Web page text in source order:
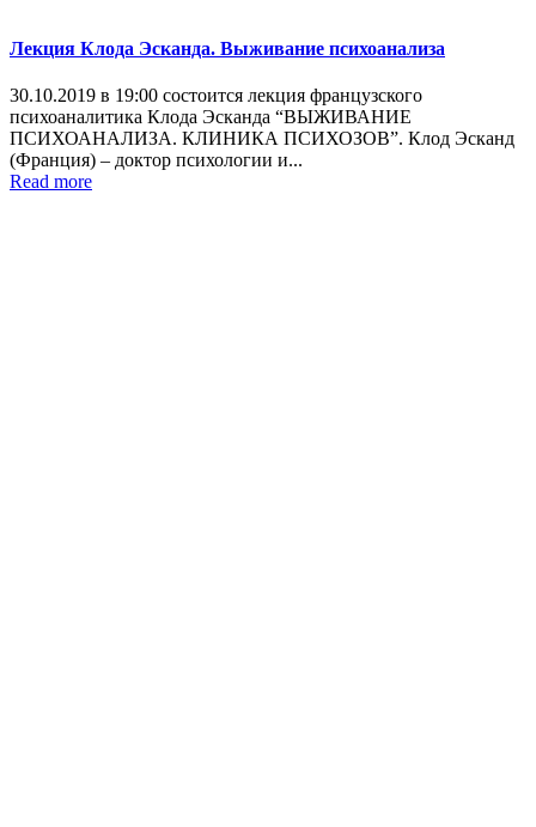
Лекция Клода Эсканда. Выживание психоанализа
30.10.2019 в 19:00 состоится лекция французского
психоаналитика Клода Эсканда “ВЫЖИВАНИЕ
ПСИХОАНАЛИЗА. КЛИНИКА ПСИХОЗОВ”. Клод Эсканд
(Франция) – доктор психологии и...
Read more